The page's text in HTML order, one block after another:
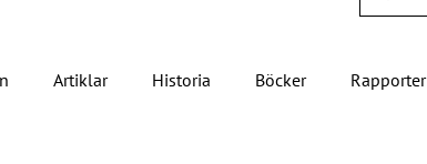
Artiklar Historia Böcker Rapporter